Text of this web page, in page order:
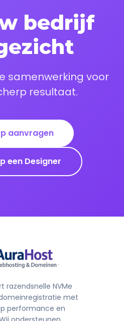
bedrijf
samenwerking voor
resultaat.
aanvragen
een Designer
razendsnelle NVMe
met
performance en